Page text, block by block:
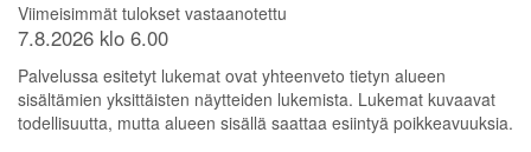
Viimeisimmät tulokset vastaanotettu
7.8.2026 klo 6.00
Palvelussa esitetyt lukemat ovat yhteenveto tietyn alueen
sisältämien yksittäisten näytteiden lukemista. Lukemat kuvaavat
todellisuutta, mutta alueen sisällä saattaa esiintyä poikkeavuuksia.